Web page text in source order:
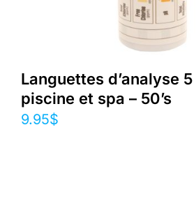
Languettes d’analyse
piscine et spa – 50’s
9.95$